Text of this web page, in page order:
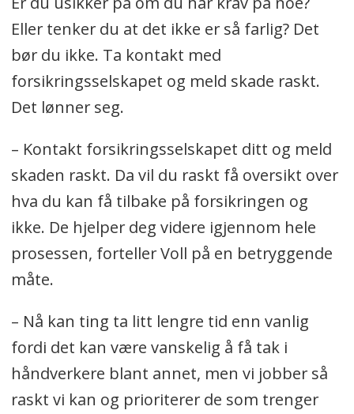
Eller tenker du at det ikke er så farlig? Det
bør du ikke. Ta kontakt med
forsikringsselskapet og meld skade raskt.
Det lønner seg.
– Kontakt forsikringsselskapet ditt og meld
skaden raskt. Da vil du raskt få oversikt over
hva du kan få tilbake på forsikringen og
ikke. De hjelper deg videre igjennom hele
prosessen, forteller Voll på en betryggende
måte.
– Nå kan ting ta litt lengre tid enn vanlig
fordi det kan være vanskelig å få tak i
håndverkere blant annet, men vi jobber så
raskt vi kan og prioriterer de som trenger